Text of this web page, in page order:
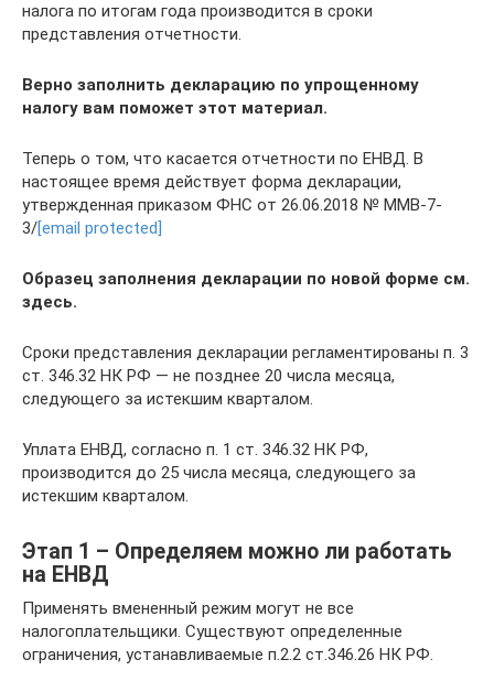
налога по итогам года производится в сроки
представления отчетности.
Верно заполнить декларацию по упрощенному
налогу вам поможет этот материал.
Теперь о том, что касается отчетности по ЕНВД. В
настоящее время действует форма декларации,
утвержденная приказом ФНС от 26.06.2018 № ММВ-7-
3/[email protected]
Образец заполнения декларации по новой форме см.
здесь.
Сроки представления декларации регламентированы п. 3
ст. 346.32 НК РФ — не позднее 20 числа месяца,
следующего за истекшим кварталом.
Уплата ЕНВД, согласно п. 1 ст. 346.32 НК РФ,
производится до 25 числа месяца, следующего за
истекшим кварталом.
Этап 1 – Определяем можно ли работать
на ЕНВД
Применять вмененный режим могут не все
налогоплательщики. Существуют определенные
ограничения, устанавливаемые п.2.2 ст.346.26 НК РФ.